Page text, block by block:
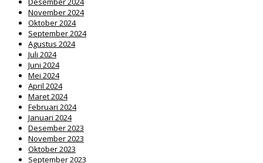
November 2024
Oktober 2024
September 2024
Agustus 2024
Juli 2024
Juni 2024
Mei 2024
April 2024
Maret 2024
Februari 2024
Januari 2024
Desember 2023
November 2023
Oktober 2023
September 2023